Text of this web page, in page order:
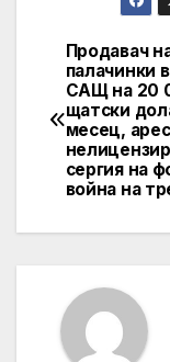
Post
Продавач
палачинки
САЩ на 20
щатски
месец,
сергия на
война на